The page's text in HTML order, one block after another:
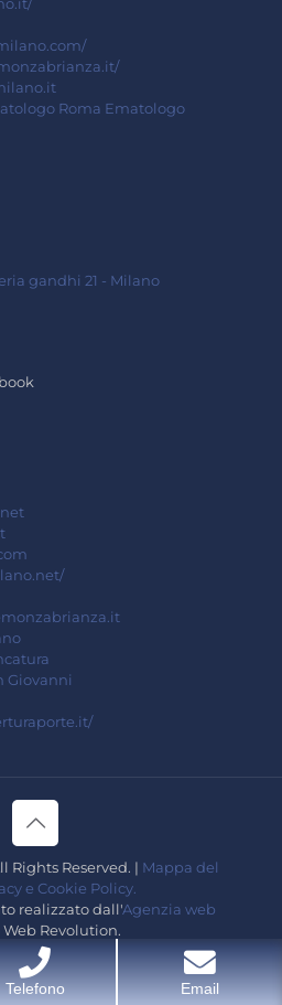
Roma Ematologo
gandhi 21 - Milano
Giovanni
Rights Reserved. | Mappa del
e Cookie Policy.
realizzato dall'Agenzia web
Web Revolution.
Telefono Email